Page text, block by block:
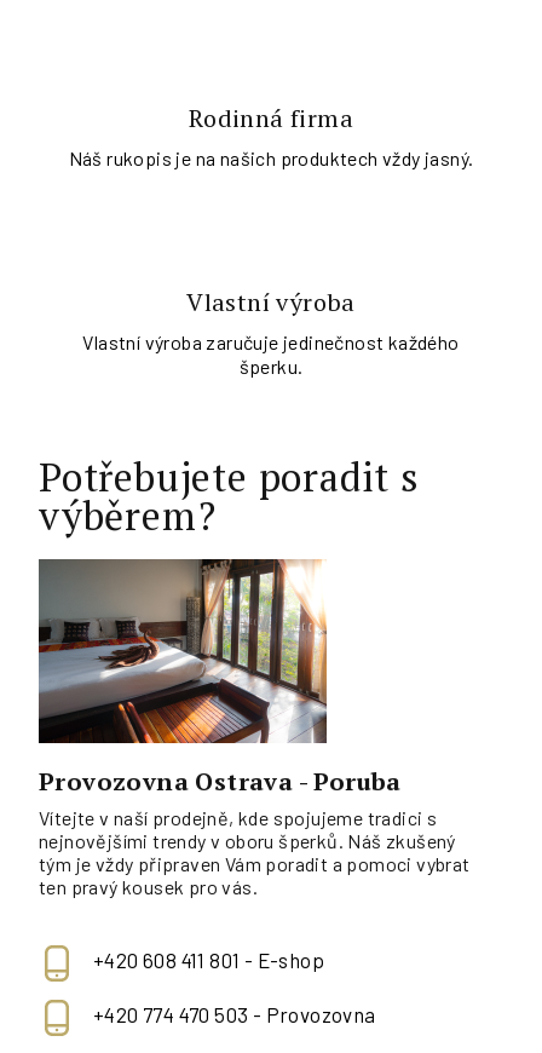
Rodinná firma
Náš rukopis je na našich produktech vždy jasný.
Vlastní výroba
Vlastní výroba zaručuje jedinečnost každého
šperku.
Potřebujete poradit s
výběrem?
Provozovna Ostrava - Poruba
Vítejte v naší prodejně, kde spojujeme tradici s
nejnovějšími trendy v oboru šperků. Náš zkušený
tým je vždy připraven Vám poradit a pomoci vybrat
ten pravý kousek pro vás.
+420 608 411 801 - E-shop
+420 774 470 503 - Provozovna